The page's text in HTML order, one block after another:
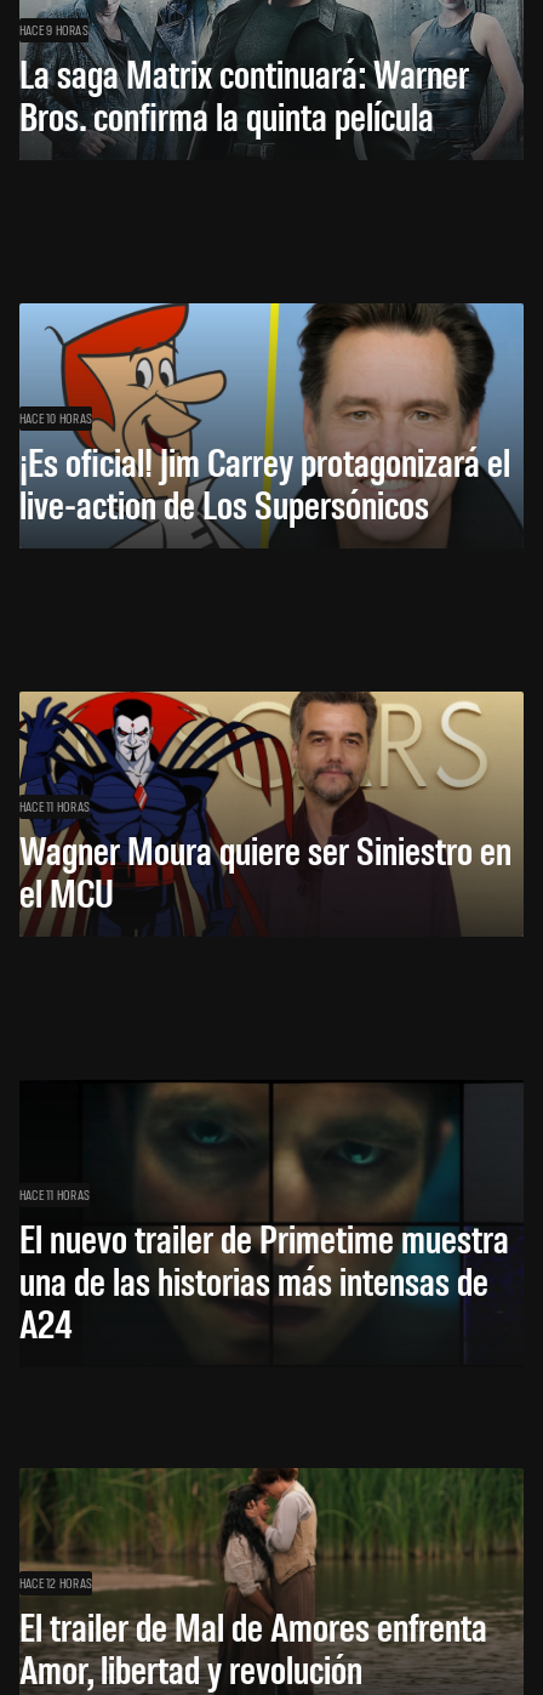
HACE 9 HORAS
La saga Matrix continuará: Warner
Bros. confirma la quinta película
HACE 10 HORAS
¡Es oficial! Jim Carrey protagonizará el
live-action de Los Supersónicos
HACE 11 HORAS
Wagner Moura quiere ser Siniestro en
el MCU
HACE 11 HORAS
El nuevo trailer de Primetime muestra
una de las historias más intensas de
A24
HACE 12 HORAS
El trailer de Mal de Amores enfrenta
Amor, libertad y revolución